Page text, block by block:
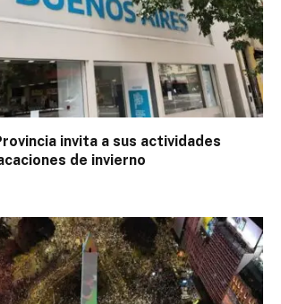
invita a sus actividades
de invierno